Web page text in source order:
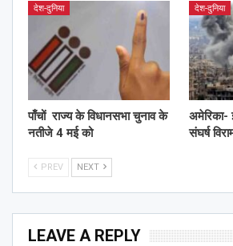
देश-दुनिया
पाँचों राज्य के विधानसभा चुनाव के
नतीजे 4 मई को
देश-दुनिया
अमेरिका-
संघर्ष
PREV NEXT
LEAVE A REPLY